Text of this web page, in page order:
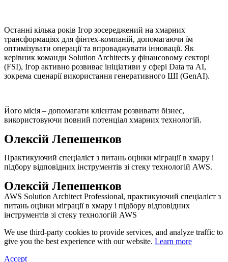
Останні кілька років Ігор зосереджений на хмарних
трансформаціях для фінтех-компаній, допомагаючи їм
оптимізувати операції та впроваджувати інновації. Як
керівник команди Solution Architects у фінансовому секторі
(FSI), Ігор активно розвиває ініціативи у сфері Data та AI,
зокрема сценарії використання генеративного ШІ (GenAI).
Його місія – допомагати клієнтам розвивати бізнес,
використовуючи повний потенціал хмарних технологій.
Олексій Лепешенков
Практикуючий спеціаліст з питань оцінки міграції в хмару і
підбору відповідних інструментів зі стеку технологій AWS.
Олексій Лепешенков
AWS Solution Architect Professional, практикуючий спеціаліст з
питань оцінки міграції в хмару і підбору відповідних
інструментів зі стеку технологій AWS
We use third-party cookies to provide services, and analyze traffic to
give you the best experience with our website. Learn more
Accept